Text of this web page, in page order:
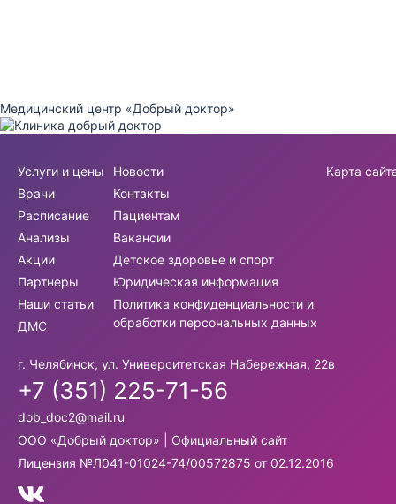
Медицинский центр «Добрый доктор»
Услуги и цены
Врачи
Расписание
Анализы
Акции
Партнеры
Наши статьи
ДМС
Новости
Контакты
Пациентам
Вакансии
Детское здоровье и спорт
Юридическая информация
Политика конфиденциальности и
обработки персональных данных
Карта
г. Челябинск, ул. Университетская Набережная, 22в
+7 (351) 225-71-56
dob_doc2@mail.ru
ООО «Добрый доктор» | Официальный сайт
Лицензия №Л041-01024-74/00572875 от 02.12.2016